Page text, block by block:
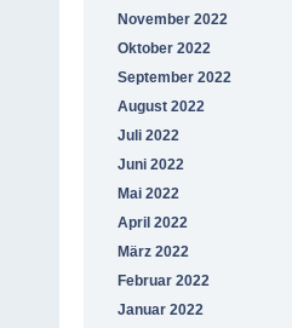
November 2022
Oktober 2022
September 2022
August 2022
Juli 2022
Juni 2022
Mai 2022
April 2022
März 2022
Februar 2022
Januar 2022